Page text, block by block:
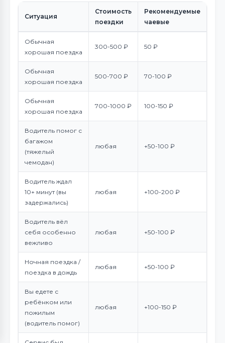
Ситуация
Стоимость
поездки
Рекомендуемые
чаевые
Обычная
хорошая поездка
300-500 ₽ 50 ₽
Обычная
хорошая поездка
500-700 ₽ 70-100 ₽
Обычная
хорошая поездка
700-1000 ₽ 100-150 ₽
Водитель помог с
багажом
(тяжелый
чемодан)
любая +50-100 ₽
Водитель ждал
10+ минут (вы
задержались)
любая +100-200 ₽
Водитель вёл
себя особенно
вежливо
любая +50-100 ₽
Ночная поездка /
поездка в дождь
любая +50-100 ₽
Вы едете с
ребёнком или
пожилым
(водитель помог)
любая +100-150 ₽